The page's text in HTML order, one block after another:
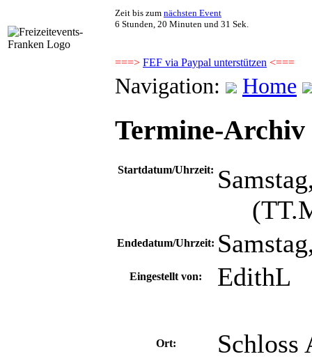
Zeit bis zum nächsten Event
6 Stunden, 20 Minuten und 30 Sek.
===> FEF via Paypal unterstützen <===
Navigation: Home
Termine-
Startdatum/Uhrzeit:
Endedatum/Uhrzeit:
Eingestellt von: EdithL
Ort: Schloss